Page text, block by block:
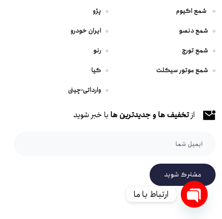
شمع اکیوم
شمع دنسو
شمع تورچ
شمع موتور سیکلت
پژو
ایران خودرو
رنو
کیا
وارداتی-چینی
ازتخفیف ها و جدیدترین ها با خبر شوید
مشترک شوید
ارتباط با ما